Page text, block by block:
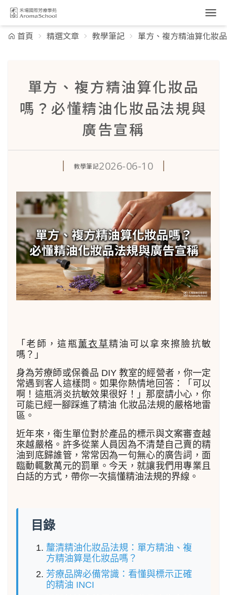
跳到主要內容
首頁 精選文章 教學筆記 單方、複方精油算化妝
單方、複方精油算化妝品
嗎？必懂精油化妝品法規與
廣告宣稱
教學筆記2026-06-10
「老師，這瓶薰衣草精油可以拿來擦臉抗敏
嗎？」
身為芳療師或保養品 DIY 教室的經營者，你一定
常遇到客人這樣問。如果你熱情地回答：「可以
啊！這瓶消炎抗敏效果很好！」那麼請小心，你
可能已經一腳踩進了精油 化妝品法規的嚴格地雷
區。
近年來，衛生單位對於產品的標示與文案審查越
來越嚴格。許多從業人員因為不清楚自己賣的精
油到底歸誰管，常常因為一句無心的廣告詞，面
臨動輒數萬元的罰單。今天，就讓我們用專業且
白話的方式，帶你一次搞懂精油法規的界線。
目錄
釐清精油化妝品法規：單方精油、複
方精油算是化妝品嗎？
芳療品牌必備常識：看懂與標示正確
的精油 INCI